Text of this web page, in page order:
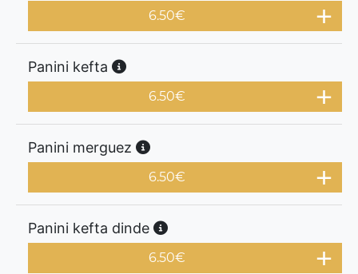
6.50€
Panini kefta
6.50€
Panini merguez
6.50€
Panini kefta dinde
6.50€